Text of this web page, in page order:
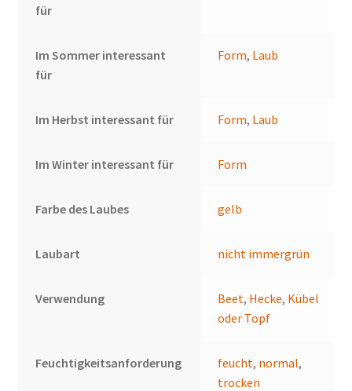
für
Im Sommer interessant
für
Form, Laub
Im Herbst interessant für Form, Laub
Im Winter interessant für Form
Farbe des Laubes gelb
Laubart nicht immergrün
Verwendung Beet, Hecke, Kübel
oder Topf
Feuchtigkeitsanforderung feucht, normal,
trocken